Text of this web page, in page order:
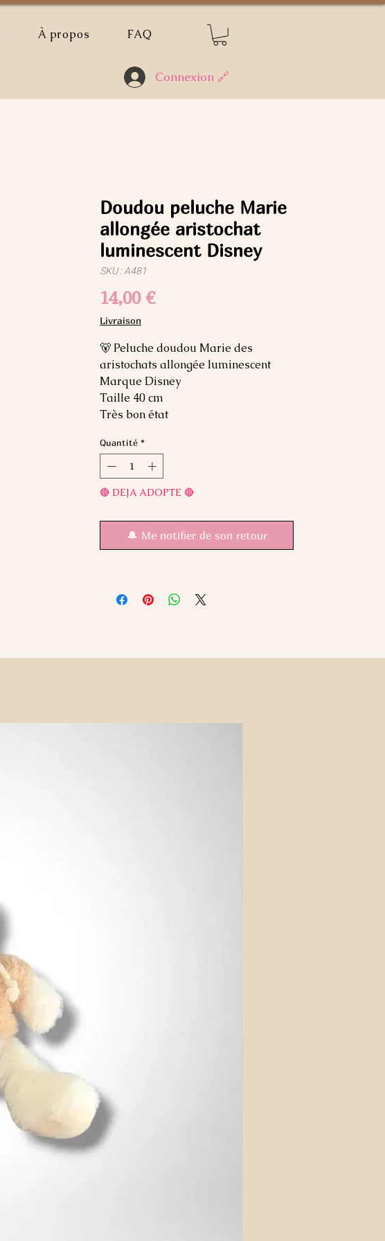
À propos FAQ
Connexion 🔗
Doudou peluche Marie
allongée aristochat
luminescent Disney
SKU : A481
14,00 €Prix
Livraison
🐻 Peluche doudou Marie des
aristochats allongée luminescent
Marque Disney
Taille 40 cm
Très bon état
Quantité *
🔴 DEJA ADOPTE 🔴
🔔 Me notifier de son retour